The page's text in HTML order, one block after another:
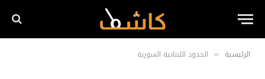
الرئيسية » الحدود اللبنانية السورية